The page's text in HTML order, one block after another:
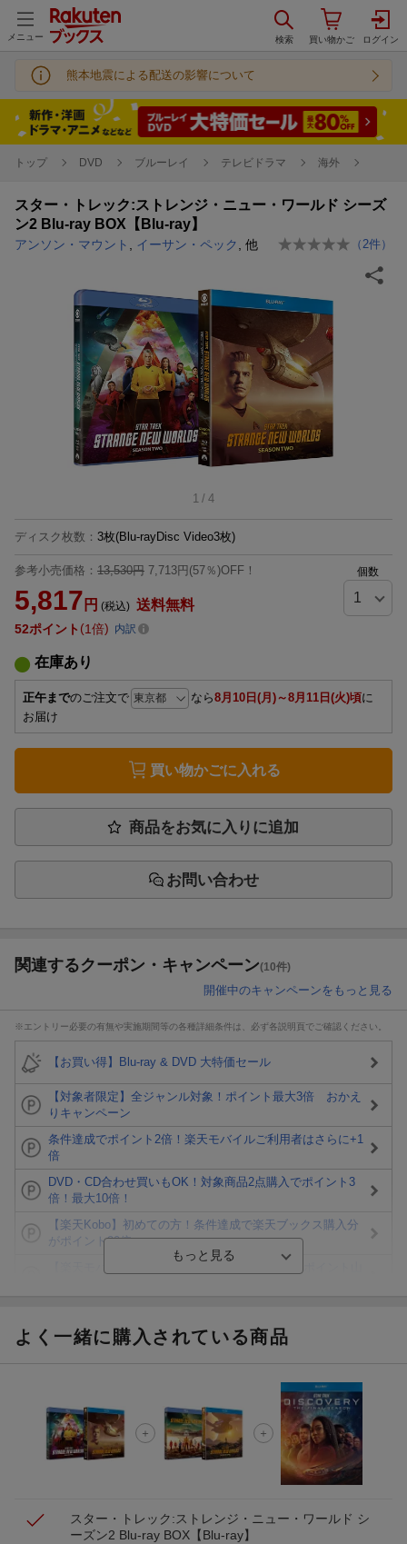
メニュー
熊本地震による配送の影響について
トップ DVD ブルーレイ テレビドラマ 海外
スター・トレック:ストレンジ・ニュー・ワールド シーズ
ン2 Blu-ray BOX【Blu-ray】
アンソン・マウント イーサン・ペック , 他 （ 2件）
1 / 4
ディスク枚数 ： 3枚(Blu-rayDisc Video3枚)
参考小売価格： 13,530円 7,713円(57％)OFF！
5,817 円 (税込) 送料無料
個数
52ポイント 1倍 内訳
在庫あり
正午までのご注文で なら8月10日(月)～8月11日(火)頃に
お届け
買い物かごに入れる
商品をお気に入りに追加
お問い合わせ
関連するクーポン・キャンペーン(10件)
開催中のキャンペーンをもっと見る
※エントリー必要の有無や実施期間等の各種詳細条件は、必ず各説明頁でご確認ください。
【お買い得】Blu-ray & DVD 大特価セール
【対象者限定】全ジャンル対象！ポイント最大3倍 おかえ
りキャンペーン
条件達成でポイント2倍！楽天モバイルご利用者はさらに+1
倍
DVD・CD合わせ買いもOK！対象商品2点購入でポイント3
倍！最大10倍！
【楽天Kobo】初めての方！条件達成で楽天ブックス購入分
がポイント20倍
ト山分け
Blu-ray・DVDセール・お買い得情報
エントリー＆3,000円以上購入で無料データSIM（3GB/月プ
ラン）が当たる！
よく一緒に購入されている商品
スター・トレック:ストレンジ・ニュー・ワールド シ
ーズン2 Blu-ray BOX【Blu-ray】